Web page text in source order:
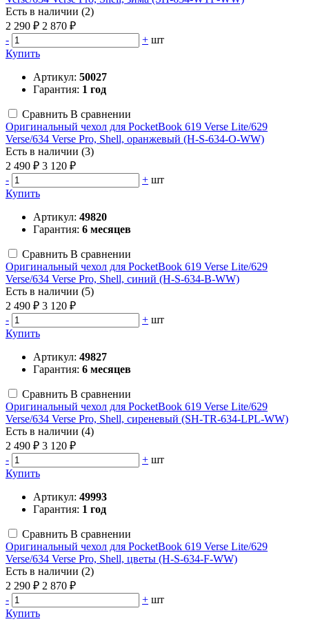
Есть в наличии (2)
2 290 ₽ 2 870 ₽
-
+ шт
Купить
Артикул: 50027
Гарантия: 1 год
Сравнить В сравнении
Оригинальный чехол для PocketBook 619 Verse Lite/629
Verse/634 Verse Pro, Shell, оранжевый (H-S-634-O-WW)
Есть в наличии (3)
2 490 ₽ 3 120 ₽
-
+ шт
Купить
Артикул: 49820
Гарантия: 6 месяцев
Сравнить В сравнении
Оригинальный чехол для PocketBook 619 Verse Lite/629
Verse/634 Verse Pro, Shell, синий (H-S-634-B-WW)
Есть в наличии (5)
2 490 ₽ 3 120 ₽
-
+ шт
Купить
Артикул: 49827
Гарантия: 6 месяцев
Сравнить В сравнении
Оригинальный чехол для PocketBook 619 Verse Lite/629
Verse/634 Verse Pro, Shell, сиреневый (SH-TR-634-LPL-WW)
Есть в наличии (4)
2 490 ₽ 3 120 ₽
-
+ шт
Купить
Артикул: 49993
Гарантия: 1 год
Сравнить В сравнении
Оригинальный чехол для PocketBook 619 Verse Lite/629
Verse/634 Verse Pro, Shell, цветы (H-S-634-F-WW)
Есть в наличии (2)
2 290 ₽ 2 870 ₽
-
+ шт
Купить